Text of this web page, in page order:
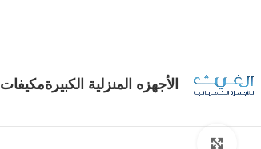
الأجهزه المنزلية الكبيرةمكيفات